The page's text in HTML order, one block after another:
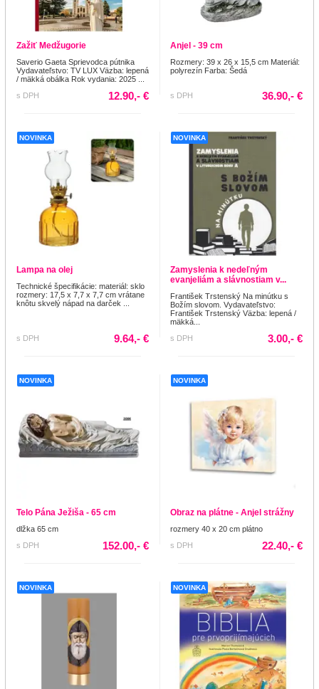
Zažiť Medžugorie
Saverio Gaeta Sprievodca pútnika
Vydavateľstvo: TV LUX Väzba: lepená
/ mäkká obálka Rok vydania: 2025 ...
s DPH
12.90,- €
Anjel - 39 cm
Rozmery: 39 x 26 x 15,5 cm Materiál:
polyrezín Farba: Šedá
s DPH 36.90,- €
NOVINKA
Lampa na olej
Technické špecifikácie: materiál: sklo
rozmery: 17,5 x 7,7 x 7,7 cm vrátane
knôtu skvelý nápad na darček ...
s DPH 9.64,- €
NOVINKA
Zamyslenia k nedeľným
evanjeliám a slávnostiam v...
František Trstenský Na minútku s
Božím slovom. Vydavateľstvo:
František Trstenský Väzba: lepená /
mäkká...
s DPH
3.00,- €
NOVINKA
Telo Pána Ježiša - 65 cm
dlžka 65 cm
s DPH
152.00,- €
NOVINKA
Obraz na plátne - Anjel strážny
rozmery 40 x 20 cm plátno
s DPH
22.40,- €
NOVINKA NOVINKA